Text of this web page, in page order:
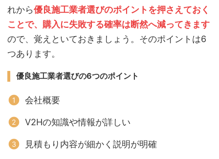
れから優良施工業者選びのポイントを押さえておく
ことで、購入に失敗する確率は断然へ減ってきます
ので、覚えといておきましょう。そのポイントは6
つあります。
優良施工業者選びの6つのポイント
会社概要
V2Hの知識や情報が詳しい
見積もり内容が細かく説明が明確